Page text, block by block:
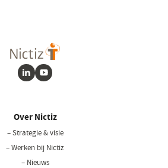
LinkedInYoutube
Over Nictiz
– Strategie & visie
– Werken bij Nictiz
– Nieuws